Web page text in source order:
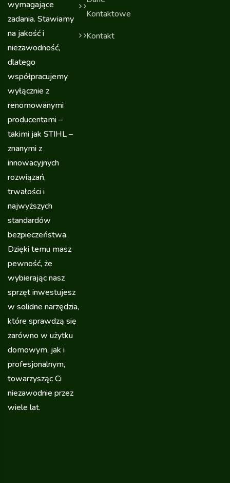
wymagające
zadania. Stawiamy
na jakość i
niezawodność,
dlatego
współpracujemy
wyłącznie z
renomowanymi
producentami –
takimi jak STIHL –
znanymi z
innowacyjnych
rozwiązań,
trwałości i
najwyższych
standardów
bezpieczeństwa.
Dzięki temu masz
pewność, że
wybierając nasz
sprzęt inwestujesz
w solidne narzędzia,
które sprawdzą się
zarówno w użytku
domowym, jak i
profesjonalnym,
towarzysząc Ci
niezawodnie przez
wiele lat.
Kontaktowe
Kontakt